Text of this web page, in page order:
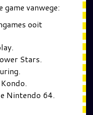
game vanwege:
ooit
Stars.
Nintendo 64.